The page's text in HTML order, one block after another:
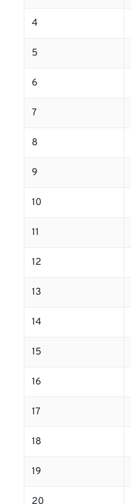
4
5
6
7
8
9
10
11
12
13
14
15
16
17
18
19
20